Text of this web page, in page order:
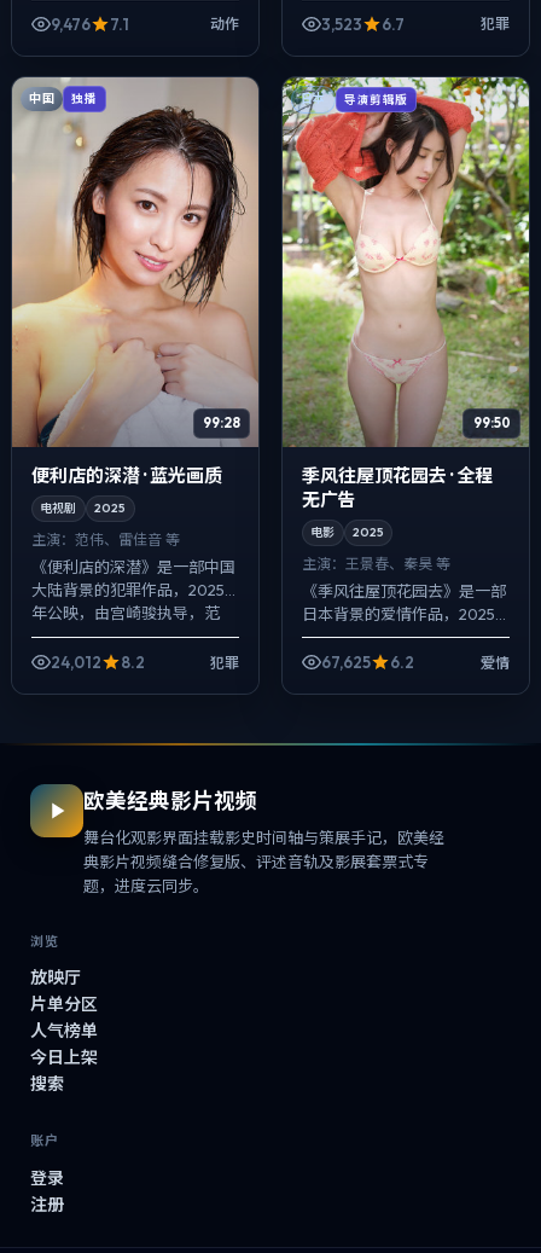
梁朝伟、宋康昊、王景春等主
9,476 7.1 动作 3,523 6.7 犯罪
中国 独播
99:28
便利店的深潜 · 蓝光画质
电视剧 2025
主演： 范伟、雷佳音 等
《便利店的深潜》是一部中国
大陆背景的犯罪作品，2025
年公映，由宫崎骏执导，范
伟、雷佳音、宋康昊等主演。
影像偏纪实质感，手持与固定
24,012 8.2 犯罪
日本 导演剪辑版
99:50
季风往屋顶花园去 · 全程
无广告
电影 2025
主演： 王景春、秦昊 等
《季风往屋顶花园去》是一部
日本背景的爱情作品，2025
年公映，由郭帆执导，王景
春、秦昊、梁朝伟等主演。以
67,625 6.2 爱情
欧美经典影片视频
舞台化观影界面挂载影史时间轴与策展手记，欧美经
典影片视频缝合修复版、评述音轨及影展套票式专
题，进度云同步。
浏览
放映厅
片单分区
人气榜单
今日上架
搜索
账户
登录
注册